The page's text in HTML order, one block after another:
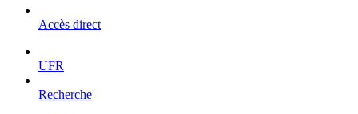
Accès direct
UFR
Recherche